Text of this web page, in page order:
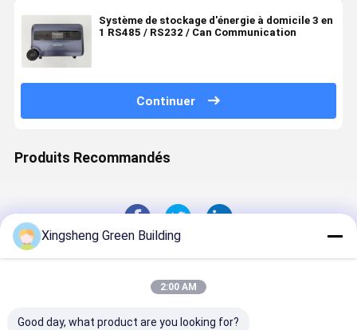
Système de stockage d'énergie à domicile 3 en
1 RS485 / RS232 / Can Communication
Continuer
Produits Recommandés
nous
nous
Site
la vie privée
Jiangsu X-solar Green Building Technology Co., Ltd.. All Rights
Xingsheng Green Building
2:00 AM
Good day, what product are you looking for?